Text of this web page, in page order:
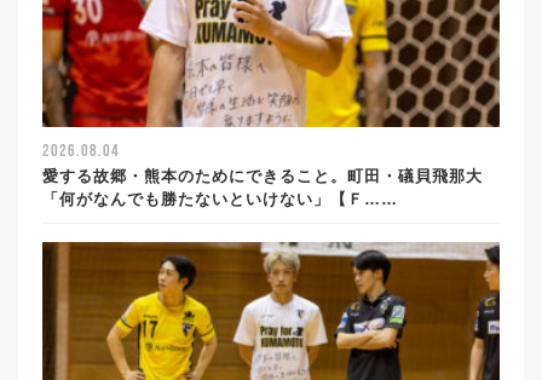
2026.08.04
愛する故郷・熊本のためにできること。町田・礒貝飛那大
「何がなんでも勝たないといけない」【Ｆ……